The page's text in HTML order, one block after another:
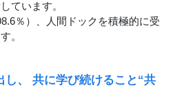
ています。
％）、人間ドックを積極的に受
。
し、 共に学び続けること“共